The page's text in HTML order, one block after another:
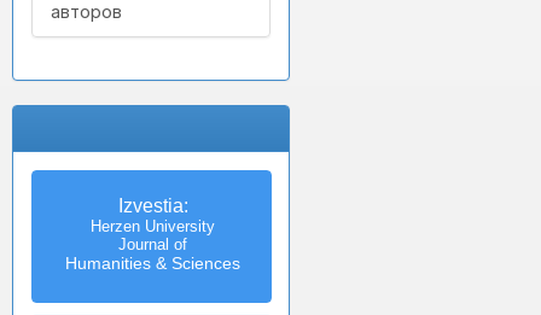
авторов
Izvestia:
Herzen University
Journal of
Humanities & Sciences